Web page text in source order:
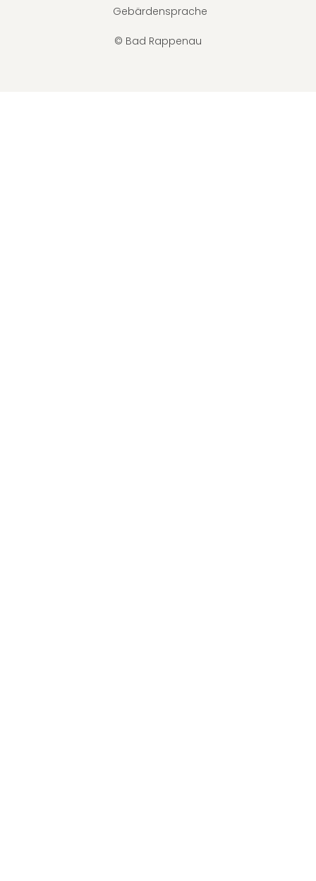
© Bad Rappenau
Gebärdensprache